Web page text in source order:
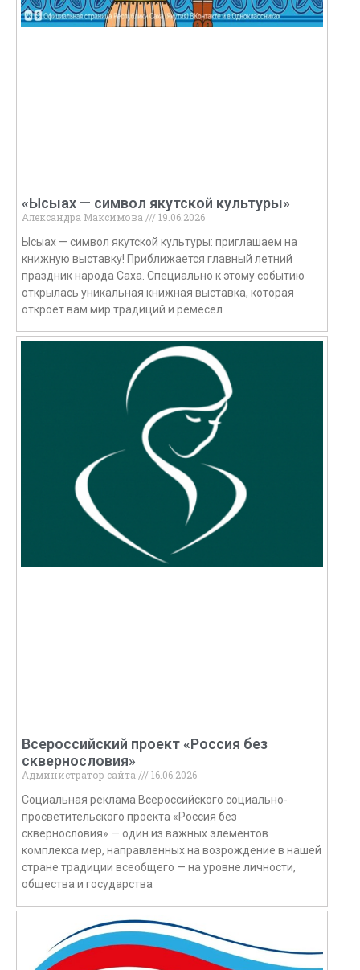
«Ысыах — символ якутской культуры»
Александра Максимова
19.06.2026
Ысыах — символ якутской культуры: приглашаем на
книжную выставку! Приближается главный летний
праздник народа Саха. Специально к этому событию
открылась уникальная книжная выставка, которая
откроет вам мир традиций и ремесел
Всероссийский проект «Россия без
сквернословия»
Администратор сайта
16.06.2026
Социальная реклама Всероссийского социально-
просветительского проекта «Россия без
сквернословия» — один из важных элементов
комплекса мер, направленных на возрождение в нашей
стране традиции всеобщего — на уровне личности,
общества и государства